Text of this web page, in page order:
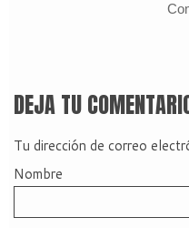
DEJA TU
Tu dirección de correo
Nombre